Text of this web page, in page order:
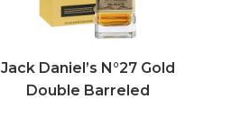
Jack Daniel’s N°27 Gold
Double Barreled